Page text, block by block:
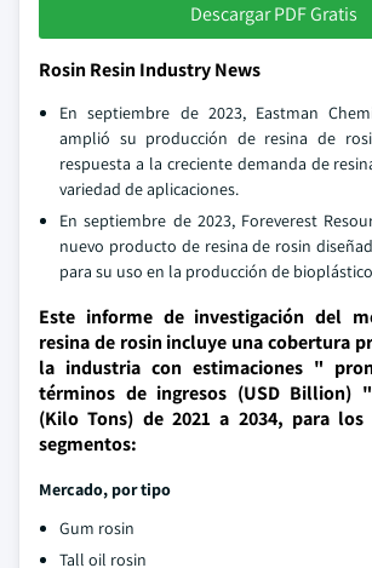
Descargar PDF Gratis
Rosin Resin Industry News
En septiembre de 2023, Eastman
amplió su producción de resina de
respuesta a la creciente demanda de
variedad de aplicaciones.
En septiembre de 2023, Foreverest
nuevo producto de resina de rosin
para su uso en la producción de
Este informe de investigación del
resina de rosin incluye una cobertura
la industria con estimaciones "
términos de ingresos (USD Billion)
(Kilo Tons) de 2021 a 2034, para los
segmentos:
Mercado, por tipo
Gum rosin
Tall oil rosin